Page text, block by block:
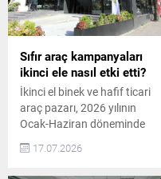
Deneyimi Bu iş birliği
sayesinde Trendyol Plus
üyeleri, avantajlı araç
kiralama fırsatlarından
yararlanabiliyor. Günlük
yaşamdan seyahat
planlarına kadar her
yolculuk,...
Sıfır araç kampanyaları
ikinci ele nasıl etki etti?
İkinci el binek ve hafif ticari
araç pazarı, 2026 yılının
Ocak-Haziran döneminde
geçen yılın aynı dönemine
kıyasla yaklaşık yüzde 1
17.07.2026